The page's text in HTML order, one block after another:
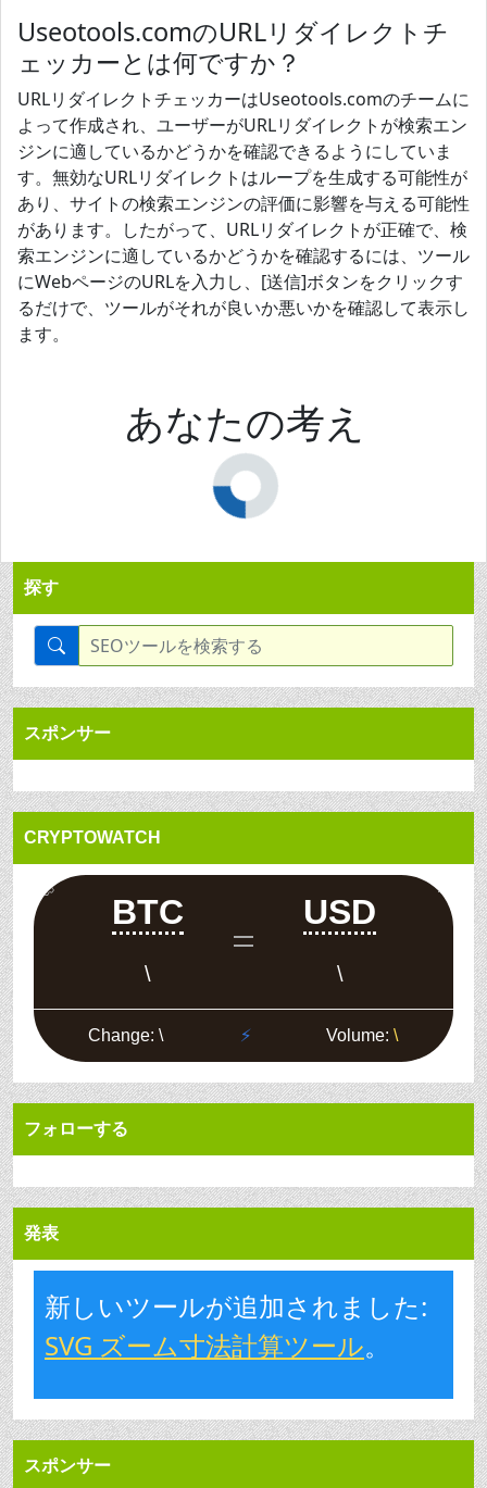
Useotools.comのURLリダイレクトチ
ェッカーとは何ですか？
URLリダイレクトチェッカーはUseotools.comのチームに
よって作成され、ユーザーがURLリダイレクトが検索エン
ジンに適しているかどうかを確認できるようにしていま
す。無効なURLリダイレクトはループを生成する可能性が
あり、サイトの検索エンジンの評価に影響を与える可能性
があります。したがって、URLリダイレクトが正確で、検
索エンジンに適しているかどうかを確認するには、ツール
にWebページのURLを入力し、[送信]ボタンをクリックす
るだけで、ツールがそれが良いか悪いかを確認して表示し
ます。
あなたの考え
探す
スポンサー
CRYPTOWATCH
フォローする
発表
新しいツールが追加されました:
SVG ズーム寸法計算ツール。
スポンサー